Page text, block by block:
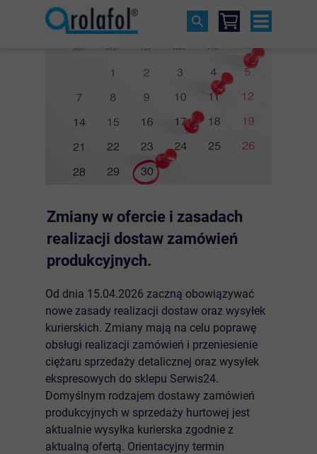
Zmiany w ofercie i zasadach
realizacji dostaw zamówień
produkcyjnych.
Od dnia 15.04.2026 zaczną obowiązywać
nowe zasady realizacji dostaw oraz wysyłek
kurierskich. Zmiany mają na celu poprawę
obsługi realizacji zamówień i przeniesienie
ciężaru sprzedaży detalicznej oraz wysyłek
ekspresowych do sklepu Serwis24.
Domyślnym rodzajem dostawy zamówień
produkcyjnych w sprzedaży hurtowej jest
aktualnie wysyłka kurierska zgodnie z
aktualną ofertą. Orientacyjny termin